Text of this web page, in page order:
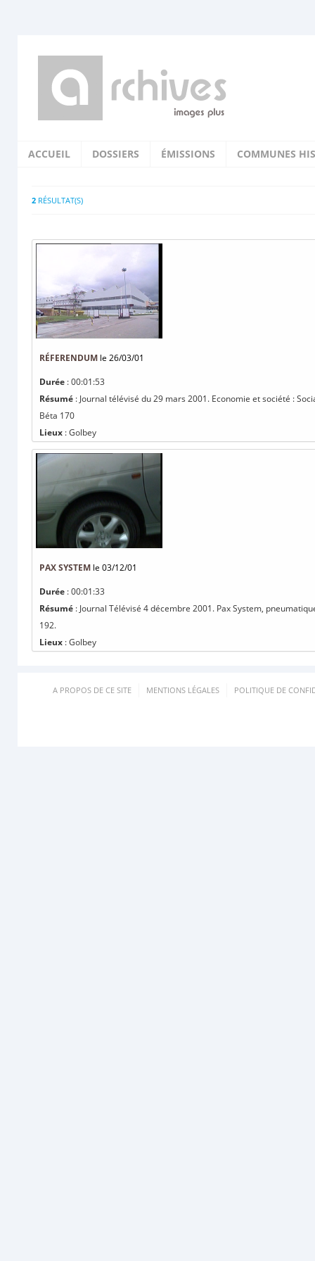
ACCUEIL DOSSIERS ÉMISSIONS COMMUNES
2 RÉSULTAT(S)
RÉFERENDUM le 26/03/01
Durée : 00:01:53
Résumé : Journal télévisé du 29 mars 2001. Economie et société :
Béta 170
Lieux : Golbey
PAX SYSTEM le 03/12/01
Durée : 00:01:33
Résumé : Journal Télévisé 4 décembre 2001. Pax System,
192.
Lieux : Golbey
A PROPOS DE CE SITE MENTIONS LÉGALES POLITIQUE DE